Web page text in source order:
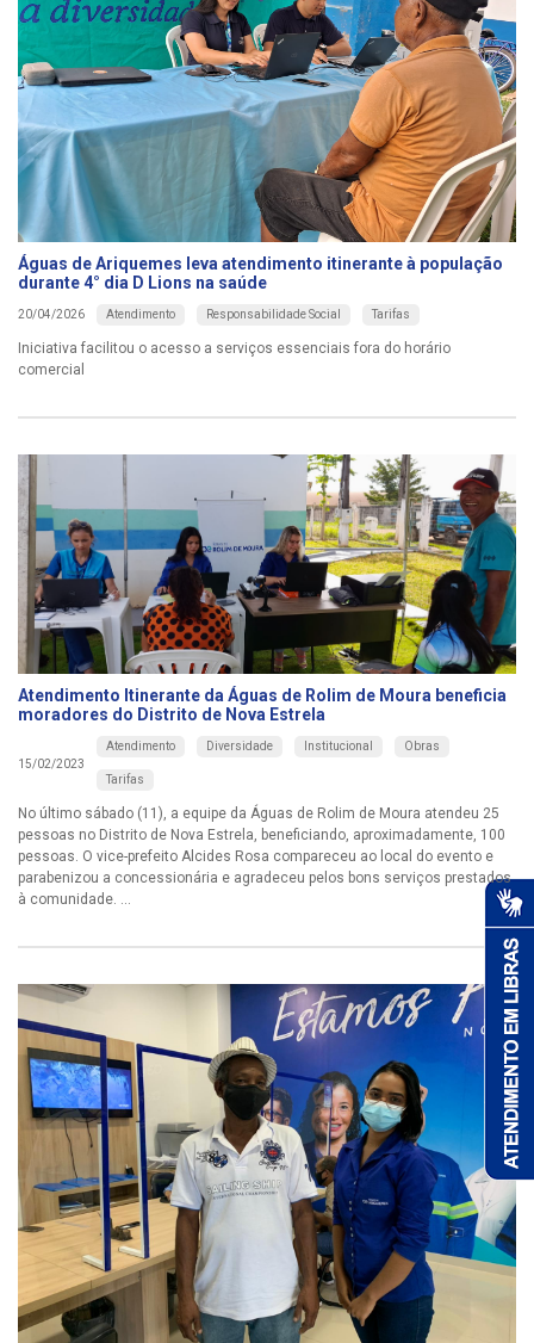
Águas de Ariquemes leva atendimento itinerante à população
durante 4° dia D Lions na saúde
20/04/2026 Atendimento Responsabilidade Social Tarifas
Iniciativa facilitou o acesso a serviços essenciais fora do horário
comercial
Atendimento Itinerante da Águas de Rolim de Moura beneficia
moradores do Distrito de Nova Estrela
15/02/2023
Atendimento Diversidade Institucional Obras
Tarifas
No último sábado (11), a equipe da Águas de Rolim de Moura atendeu 25
pessoas no Distrito de Nova Estrela, beneficiando, aproximadamente, 100
pessoas. O vice-prefeito Alcides Rosa compareceu ao local do evento e
parabenizou a concessionária e agradeceu pelos bons serviços prestados
à comunidade. ...